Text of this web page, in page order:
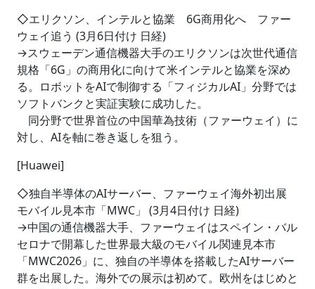
◇エリクソン、インテルと協業 6G商用化へ ファー
ウェイ追う (3月6日付け 日経)
→スウェーデン通信機器大手のエリクソンは次世代通信
規格「6G」の商用化に向けて米インテルと協業を深め
る。ロボットをAIで制御する「フィジカルAI」分野では
ソフトバンクと実証実験に成功した。
同分野で世界首位の中国華為技術（ファーウェイ）に
対し、AIを軸に巻き返しを狙う。
[Huawei]
◇独自半導体のAIサーバー、ファーウェイ海外初出展
モバイル見本市「MWC」 (3月4日付け 日経)
→中国の通信機器大手、ファーウェイはスペイン・バル
セロナで開幕した世界最大級のモバイル関連見本市
「MWC2026」に、独自の半導体を搭載したAIサーバー
群を出展した。海外での展示は初めて。欧州をはじめと